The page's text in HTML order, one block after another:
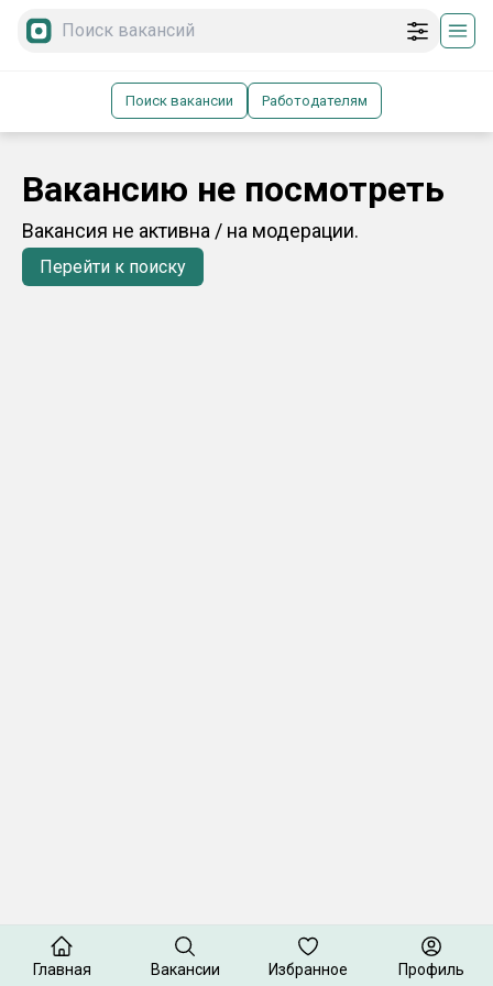
Поиск вакансии Работодателям
Вакансию не посмотреть
Вакансия не активна / на модерации.
Перейти к поиску
Главная Вакансии Избранное Профиль